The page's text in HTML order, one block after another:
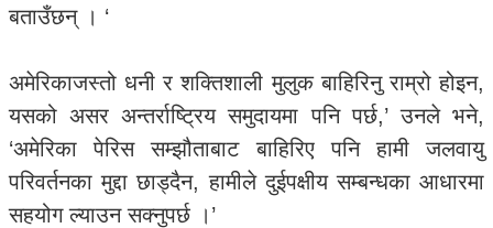
बताउँछन् । ‘
अमेरिकाजस्तो धनी र शक्तिशाली मुलुक बाहिरिनु राम्रो होइन,
यसको असर अन्तर्राष्ट्रिय समुदायमा पनि पर्छ,’ उनले भने,
‘अमेरिका पेरिस सम्झौताबाट बाहिरिए पनि हामी जलवायु
परिवर्तनका मुद्दा छाड्दैन, हामीले दुईपक्षीय सम्बन्धका आधारमा
सहयोग ल्याउन सक्नुपर्छ ।’